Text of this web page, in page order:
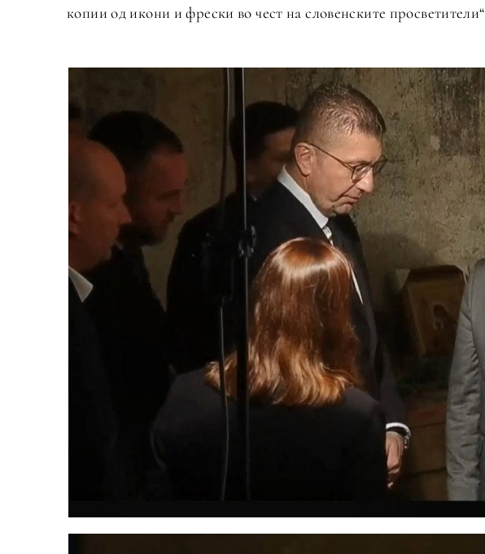
копии од икони и фрески во чест на словенските просветители“